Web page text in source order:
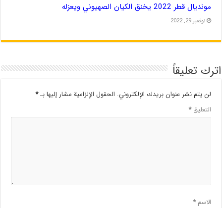
مونديال قطر 2022 يخنق الكيان الصهيوني ويعزله
نوفمبر 29, 2022
اترك تعليقاً
لن يتم نشر عنوان بريدك الإلكتروني. الحقول الإلزامية مشار إليها بـ*
التعليق*
الاسم*